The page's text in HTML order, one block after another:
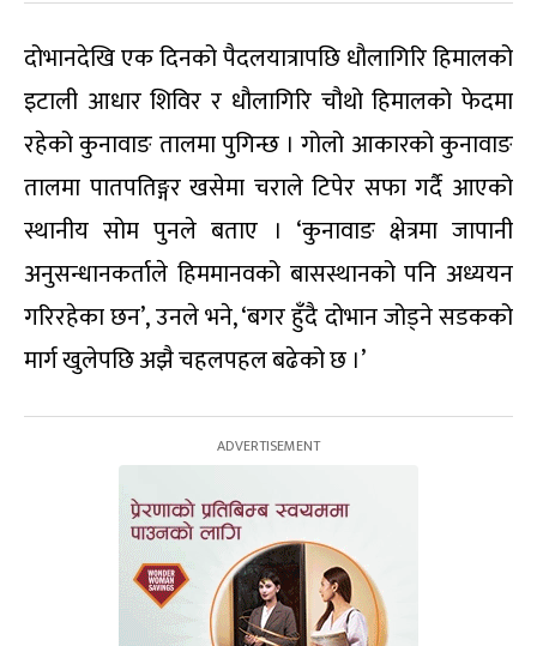
दोभानदेखि एक दिनको पैदलयात्रापछि धौलागिरि हिमालको
इटाली आधार शिविर र धौलागिरि चौथो हिमालको फेदमा
रहेको कुनावाङ तालमा पुगिन्छ । गोलो आकारको कुनावाङ
तालमा पातपतिङ्गर खसेमा चराले टिपेर सफा गर्दै आएको
स्थानीय सोम पुनले बताए । ‘कुनावाङ क्षेत्रमा जापानी
अनुसन्धानकर्ताले हिममानवको बासस्थानको पनि अध्ययन
गरिरहेका छन’, उनले भने, ‘बगर हुँदै दोभान जोड्ने सडकको
मार्ग खुलेपछि अझै चहलपहल बढेको छ ।’